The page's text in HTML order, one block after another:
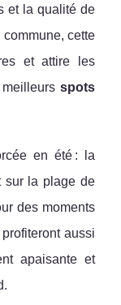
et la qualité de
cette
et attire les
spots
en été : la
sur la plage de
des moments
aussi
apaisante et